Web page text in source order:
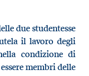
due studentesse
il lavoro degli
condizione di
membri delle